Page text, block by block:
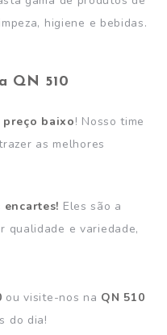
higiene e bebidas.
QN 510
preço baixo! Nosso time
as melhores
Eles são a
qualidade e variedade,
ou visite-nos na QN 510
do dia!